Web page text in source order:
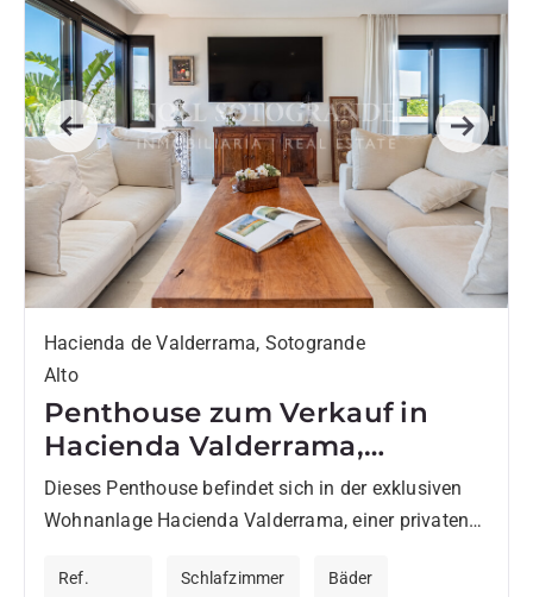
Previous Next
Hacienda de Valderrama, Sotogrande
Alto
Penthouse zum Verkauf in
Hacienda Valderrama,
Sotogrande Alto
Dieses Penthouse befindet sich in der exklusiven
Wohnanlage Hacienda Valderrama, einer privaten
den renommierten Valderrama Golfplatz grenzt....
Ref. Schlafzimmer Bäder